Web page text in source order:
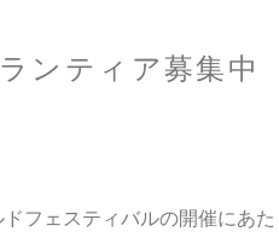
ンティア募集中
フェスティバルの開催にあ